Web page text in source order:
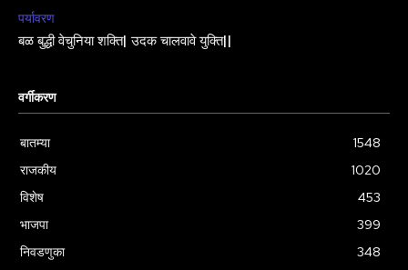
पर्यावरण
बळ बुद्धी वेचुनिया शक्ति| उदक चालवावे युक्ति||
वर्गीकरण
बातम्या
1548
राजकीय
1020
विशेष
453
भाजपा
399
निवडणुका
348